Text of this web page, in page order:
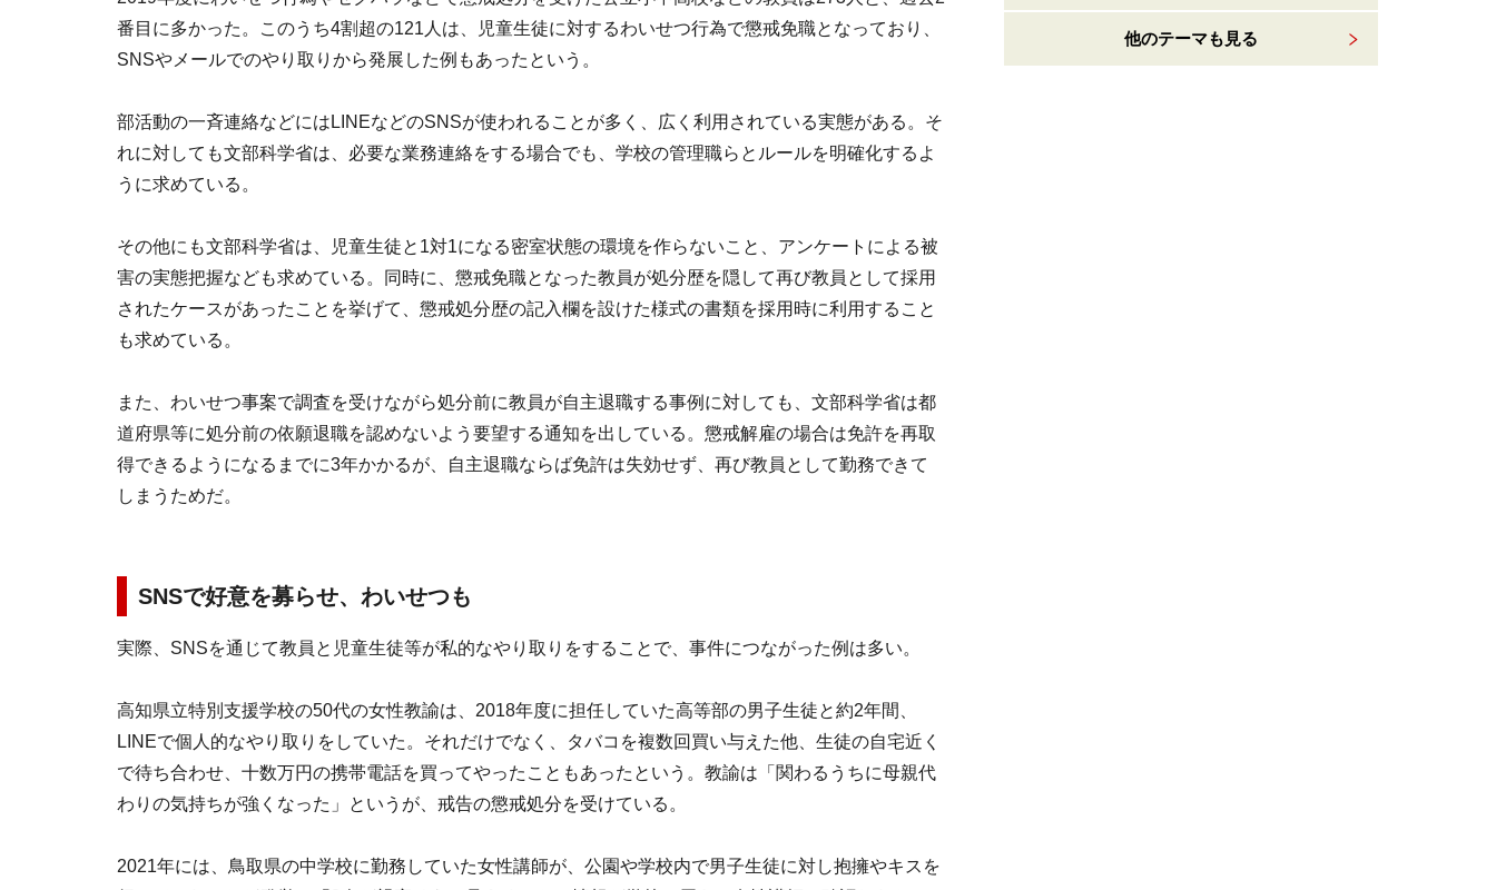
番目に多かった。このうち4割超の121人は、児童生徒に対するわいせつ行為で懲戒免職となっており、
SNSやメールでのやり取りから発展した例もあったという。
部活動の一斉連絡などにはLINEなどのSNSが使われることが多く、広く利用されている実態がある。そ
れに対しても文部科学省は、必要な業務連絡をする場合でも、学校の管理職らとルールを明確化するよ
うに求めている。
その他にも文部科学省は、児童生徒と1対1になる密室状態の環境を作らないこと、アンケートによる被
害の実態把握なども求めている。同時に、懲戒免職となった教員が処分歴を隠して再び教員として採用
されたケースがあったことを挙げて、懲戒処分歴の記入欄を設けた様式の書類を採用時に利用すること
も求めている。
また、わいせつ事案で調査を受けながら処分前に教員が自主退職する事例に対しても、文部科学省は都
道府県等に処分前の依願退職を認めないよう要望する通知を出している。懲戒解雇の場合は免許を再取
得できるようになるまでに3年かかるが、自主退職ならば免許は失効せず、再び教員として勤務できて
しまうためだ。
SNSで好意を募らせ、わいせつも
実際、SNSを通じて教員と児童生徒等が私的なやり取りをすることで、事件につながった例は多い。
高知県立特別支援学校の50代の女性教諭は、2018年度に担任していた高等部の男子生徒と約2年間、
LINEで個人的なやり取りをしていた。それだけでなく、タバコを複数回買い与えた他、生徒の自宅近く
で待ち合わせ、十数万円の携帯電話を買ってやったこともあったという。教諭は「関わるうちに母親代
わりの気持ちが強くなった」というが、戒告の懲戒処分を受けている。
2021年には、鳥取県の中学校に勤務していた女性講師が、公園や学校内で男子生徒に対し抱擁やキスを
他のテーマも見る